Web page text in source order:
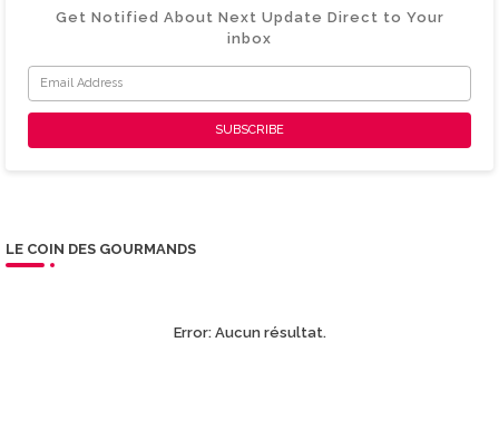
Get Notified About Next Update Direct to Your
inbox
LE COIN DES GOURMANDS
Error:Aucun résultat.